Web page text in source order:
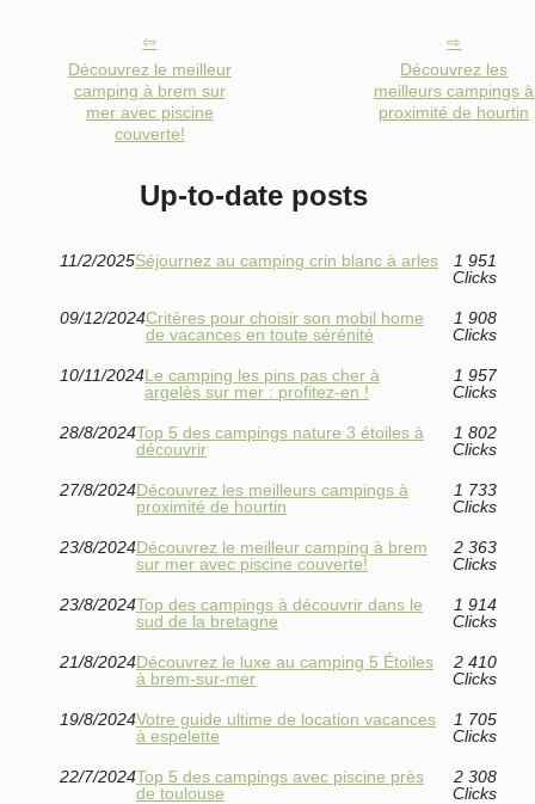
Découvrez le meilleur
camping à brem sur
mer avec piscine
couverte!
Découvrez les
meilleurs campings à
proximité de hourtin
Up-to-date posts
11/2/2025Séjournez au camping crin blanc à arles
1 951
Clicks
09/12/2024Critères pour choisir son mobil home
de vacances en toute sérénité
1 908
Clicks
10/11/2024Le camping les pins pas cher à
argelès sur mer : profitez-en !
1 957
Clicks
28/8/2024Top 5 des campings nature 3 étoiles à
découvrir
1 802
Clicks
27/8/2024Découvrez les meilleurs campings à
proximité de hourtin
1 733
Clicks
23/8/2024Découvrez le meilleur camping à brem
sur mer avec piscine couverte!
2 363
Clicks
23/8/2024Top des campings à découvrir dans le
sud de la bretagne
1 914
Clicks
21/8/2024Découvrez le luxe au camping 5 Étoiles
à brem-sur-mer
2 410
Clicks
19/8/2024Votre guide ultime de location vacances
à espelette
1 705
Clicks
22/7/2024Top 5 des campings avec piscine près
de toulouse
2 308
Clicks